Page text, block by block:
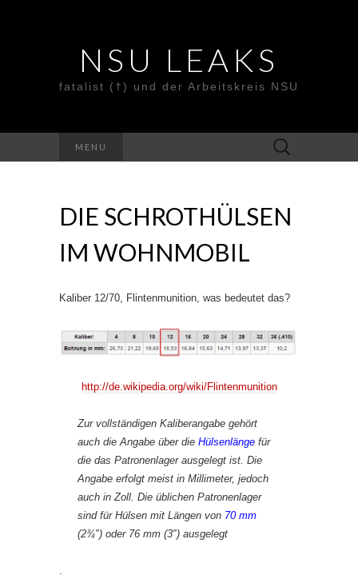
NSU LEAKS
fatalist (†) und der Arbeitskreis NSU
MENU
Suche
nach:
DIE SCHROTHÜLSEN
IM WOHNMOBIL
Kaliber 12/70, Flintenmunition, was bedeutet das?
http://de.wikipedia.org/wiki/Flintenmunition
Zur vollständigen Kaliberangabe gehört
auch die Angabe über die Hülsenlänge für
die das Patronenlager ausgelegt ist. Die
Angabe erfolgt meist in Millimeter, jedoch
auch in Zoll. Die üblichen Patronenlager
sind für Hülsen mit Längen von 70 mm
(2¾″) oder 76 mm (3″) ausgelegt
.